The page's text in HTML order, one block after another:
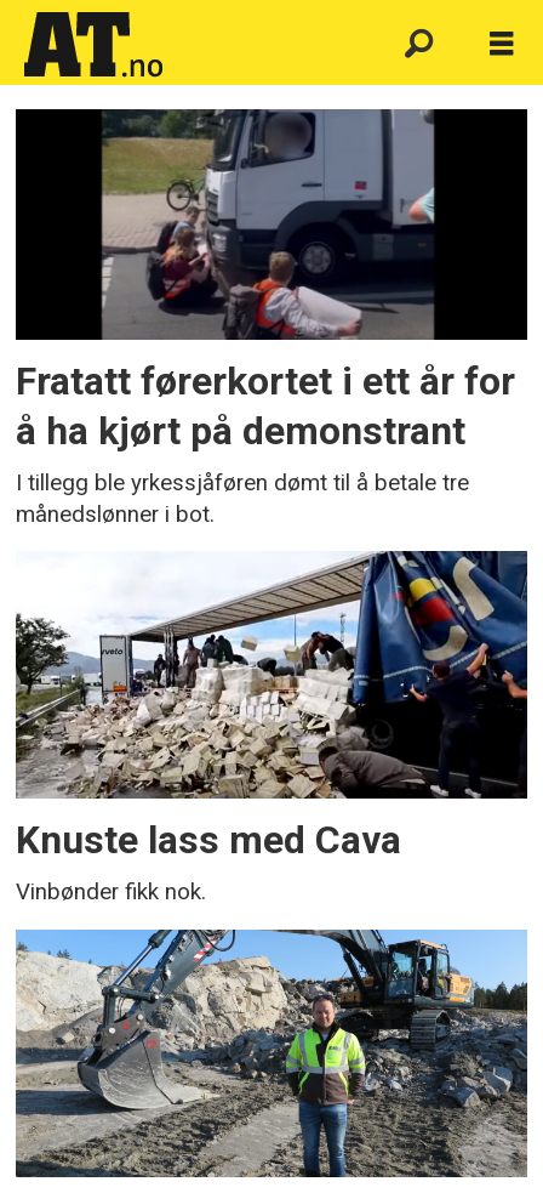
Emne:
demonstrasjon
Fratatt førerkortet i ett år for
å ha kjørt på demonstrant
I tillegg ble yrkessjåføren dømt til å betale tre
månedslønner i bot.
Knuste lass med Cava
Vinbønder fikk nok.